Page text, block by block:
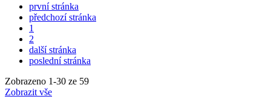
první stránka
předchozí stránka
1
2
další stránka
poslední stránka
Zobrazeno 1-30 ze 59
Zobrazit vše